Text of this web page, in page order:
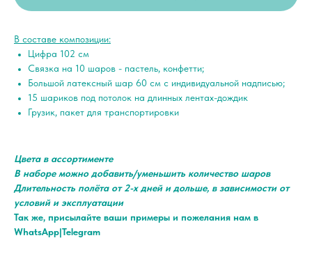
В составе композиции:
Цифра 102 см
Связка на 10 шаров - пастель, конфетти;
Большой латексный шар 60 см с индивидуальной надписью;
15 шариков под потолок на длинных лентах-дождик
Грузик, пакет для транспортировки
Цвета в ассортименте
В наборе можно добавить/уменьшить количество шаров
Длительность полёта от 2-х дней и дольше, в зависимости от
условий и эксплуатации
Так же, присылайте ваши примеры и пожелания нам в
WhatsApp|Telegram